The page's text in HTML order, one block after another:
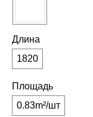
Длина
1820
Площадь
0.83m²/шт